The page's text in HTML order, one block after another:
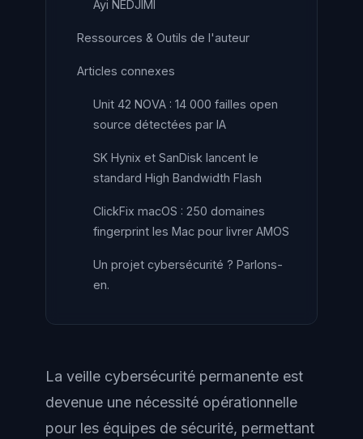
Ayi NEDJIMI
Ressources & Outils de l'auteur
Articles connexes
Unit 42 NOVA : 14 000 failles open
source détectées par IA
SK Hynix et SanDisk lancent le
standard High Bandwidth Flash
ClickFix macOS : 250 domaines
fingerprint les Mac pour livrer AMOS
Un projet cybersécurité ? Parlons-
en.
La veille cybersécurité permanente est
devenue une nécessité opérationnelle
pour les équipes de sécurité, permettant